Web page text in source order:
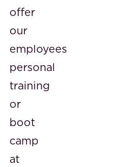
offer
our
employees
personal
training
or
boot
camp
at